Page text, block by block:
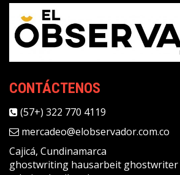
CONTÁCTENOS
(57+) 322 770 4119
mercadeo@elobservador.com.co
Cajicá, Cundinamarca
ghostwriting hausarbeit ghostwriter